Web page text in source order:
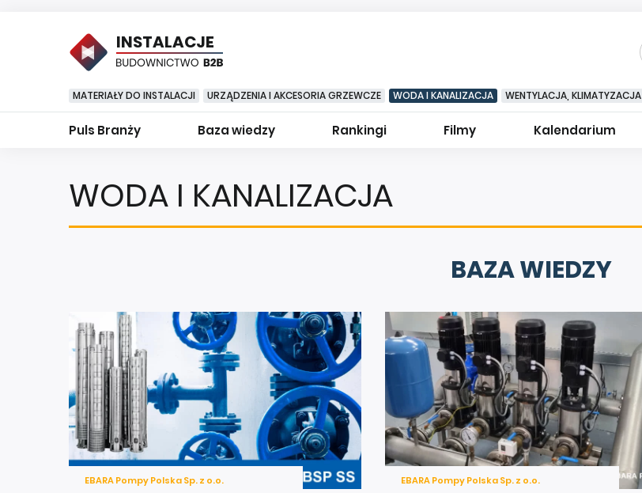
INSTALACJE
MATERIAŁY DO INSTALACJI URZĄDZENIA I AKCESORIA GRZEWCZE WODA I KANALIZACJA WENTYLACJA, KLIMATYZACJA
Puls Branży Baza wiedzy Rankingi Filmy Kalendarium
WODA I KANALIZACJA
BAZA WIEDZY
EBARA Pompy Polska Sp. z o.o. EBARA Pompy Polska Sp. z o.o.